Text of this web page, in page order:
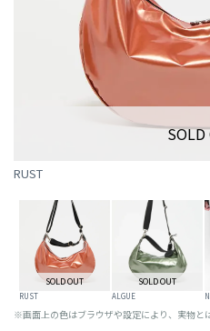
RUST
SOLD OUT
RUST
SOLD OUT
ALGUE
※画面上の色はブラウザや設定により、実物と